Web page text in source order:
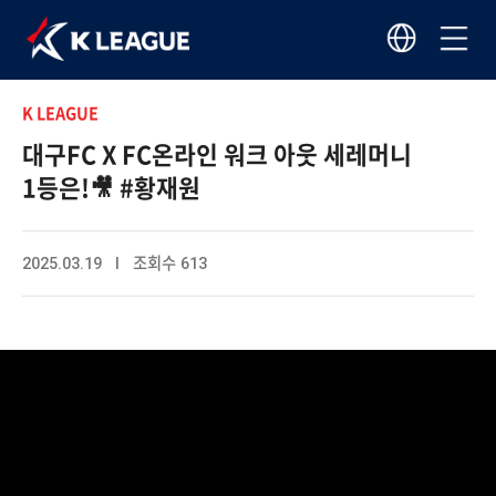
K LEAGUE
대구FC X FC온라인 워크 아웃 세레머니
1등은!🎥 #황재원
2025.03.19 I 조회수 613